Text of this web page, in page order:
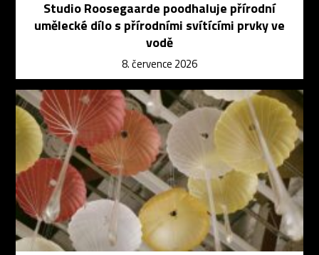
Studio Roosegaarde poodhaluje přírodní
umělecké dílo s přírodními svítícími prvky ve
vodě
8. července 2026